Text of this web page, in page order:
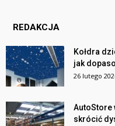
REDAKCJA
Kołdra
jak
26 lutego
AutoStore
skrócić